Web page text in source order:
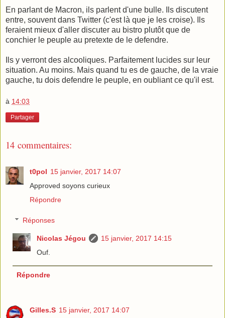
En parlant de Macron, ils parlent d'une bulle. Ils discutent
entre, souvent dans Twitter (c'est là que je les croise). Ils
feraient mieux d'aller discuter au bistro plutôt que de
conchier le peuple au pretexte de le defendre.
Ils y verront des alcooliques. Parfaitement lucides sur leur
situation. Au moins. Mais quand tu es de gauche, de la vraie
gauche, tu dois defendre le peuple, en oubliant ce qu'il est.
à 14:03
Partager
14 commentaires:
t0pol 15 janvier, 2017 14:07
Approved soyons curieux
Répondre
Réponses
Nicolas Jégou
15 janvier, 2017 14:15
Ouf.
Répondre
Gilles.S 15 janvier, 2017 14:07